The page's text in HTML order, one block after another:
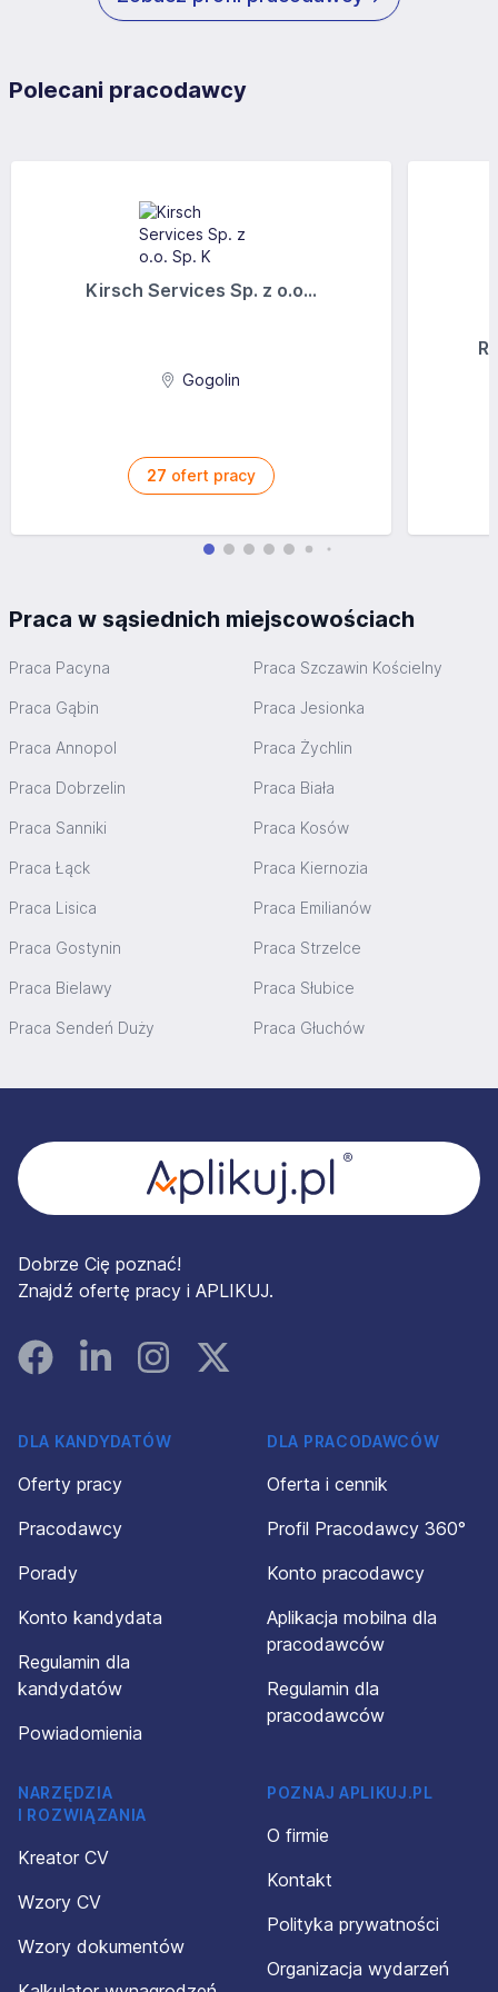
Polecani pracodawcy
Kirsch Services Sp. z o.o...
Gogolin
27 ofert pracy
Praca w sąsiednich miejscowościach
Praca Pacyna Praca Szczawin Kościelny
Praca Gąbin Praca Jesionka
Praca Annopol Praca Żychlin
Praca Dobrzelin Praca Biała
Praca Sanniki Praca Kosów
Praca Łąck Praca Kiernozia
Praca Lisica Praca Emilianów
Praca Gostynin Praca Strzelce
Praca Bielawy Praca Słubice
Praca Sendeń Duży Praca Głuchów
Dobrze Cię poznać!
Znajdź ofertę pracy i APLIKUJ.
FacebookLinked InInstagramInstagram
DLA KANDYDATÓW
Oferty pracy
Pracodawcy
Porady
Konto kandydata
Regulamin dla
kandydatów
Powiadomienia
DLA PRACODAWCÓW
Oferta i cennik
Profil Pracodawcy 360°
Konto pracodawcy
Aplikacja mobilna dla
pracodawców
Regulamin dla
pracodawców
NARZĘDZIA
I ROZWIĄZANIA
Kreator CV
Wzory CV
Wzory dokumentów
POZNAJ APLIKUJ.PL
O firmie
Kontakt
Polityka prywatności
Organizacja wydarzeń